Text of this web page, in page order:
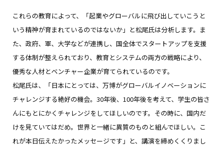
これらの教育によって、「起業やグローバルに飛び出していこうと
いう精神が育まれているのではないか」と松尾氏は分析します。ま
た、政府、軍、大学などが連携し、国全体でスタートアップを支援
する体制が整えられており、教育とシステムの両方の戦略により、
優秀な人材とベンチャー企業が育てられているのです。
松尾氏は、「日本にとっては、万博がグローバルイノベーションに
チャレンジする絶好の機会。30年後、100年後を考えて、学生の皆さ
んにもとにかくチャレンジをしてほしいのです。その時に、国内だ
けを見ていてはだめ。世界と一緒に異質のものと組んでほしい。こ
れが本日伝えたかったメッセージです」と、講演を締めくくりまし